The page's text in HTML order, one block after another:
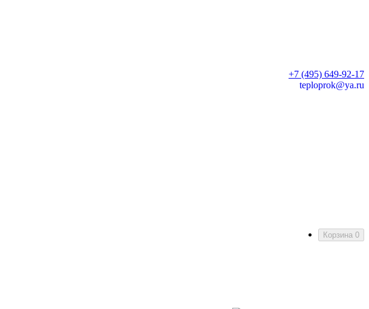
+7 (495) 649-92-17
teploprok@ya.ru
Корзина 0